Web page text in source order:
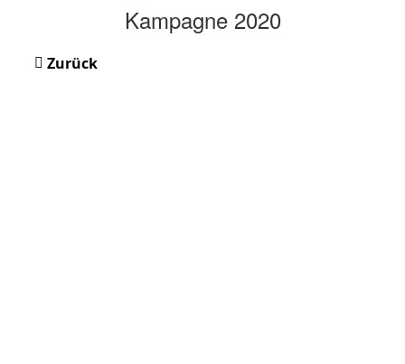
Kampagne 2020
Zurück